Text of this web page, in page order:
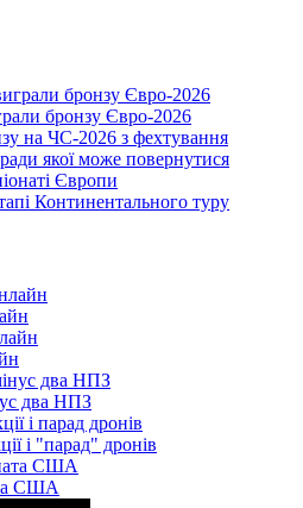
бронзу Євро-2026
на ЧС-2026 з фехтування
якої може повернутися
Європи
Континентального туру
два НПЗ
і "парад" дронів
США